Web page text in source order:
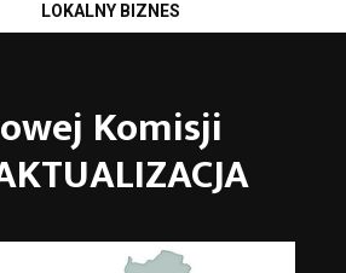
LOKALNY BIZNES
Komisji